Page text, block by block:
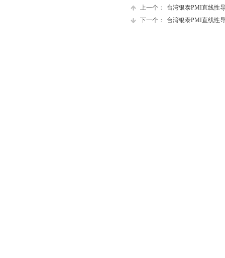
上一个：
台湾银泰PMI直线性
下一个：
台湾银泰PMI直线性